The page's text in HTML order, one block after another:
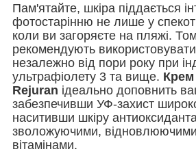
Пам'ятайте, шкіра піддається
фотостарінню не лише у
коли ви загоряєте на пляжі.
рекомендують
незалежно від пори року при
ультрафіолету 3 та вище.
Rejuran ідеально доповнить
забезпечивши УФ-захист
наситивши шкіру
зволожуючими,
вітамінами.